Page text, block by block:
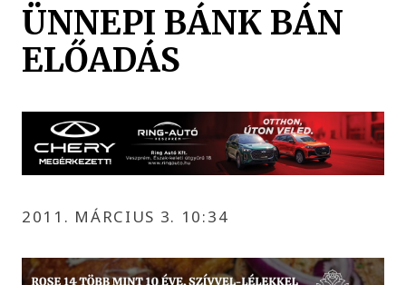
ÜNNEPI BÁNK BÁN
ELŐADÁS
2011. MÁRCIUS 3. 10:34